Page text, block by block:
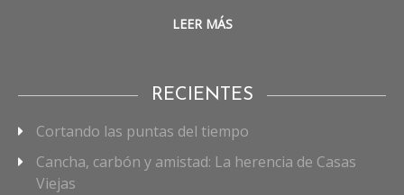
LEER MÁS
RECIENTES
Cortando las puntas del tiempo
Cancha, carbón y amistad: La herencia de Casas
Viejas